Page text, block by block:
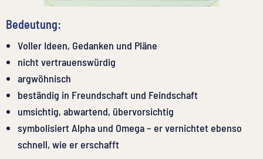
Bedeutung:
Voller Ideen, Gedanken und Pläne
nicht vertrauenswürdig
argwöhnisch
beständig in Freundschaft und Feindschaft
umsichtig, abwartend, übervorsichtig
symbolisiert Alpha und Omega – er vernichtet ebenso
schnell, wie er erschafft